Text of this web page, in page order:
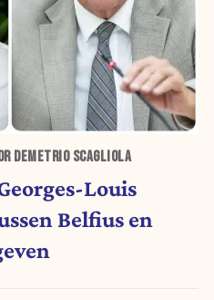
DEMETRIO SCAGLIOLA
Louis
Belfius en